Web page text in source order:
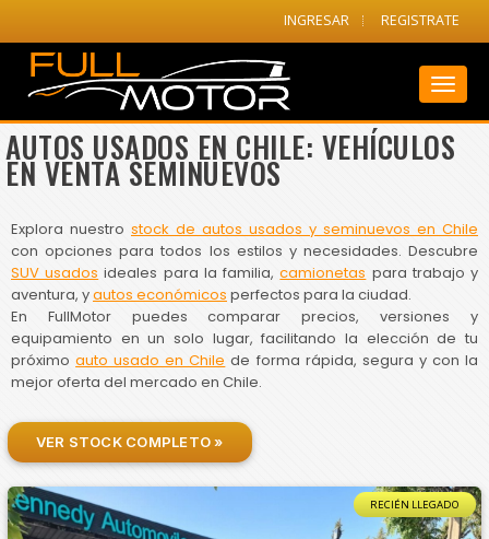
INGRESAR REGISTRATE
AUTOS USADOS EN CHILE: VEHÍCULOS
EN VENTA SEMINUEVOS
Explora nuestro stock de autos usados y seminuevos en Chile
con opciones para todos los estilos y necesidades. Descubre
SUV usados ideales para la familia,camionetas para trabajo y
aventura, yautos económicos perfectos para la ciudad.
En FullMotor puedes comparar precios, versiones y
equipamiento en un solo lugar, facilitando la elección de tu
próximoauto usado en Chile de forma rápida, segura y con la
mejor oferta del mercado en Chile.
VER STOCK COMPLETO »
RECIÉN LLEGADO